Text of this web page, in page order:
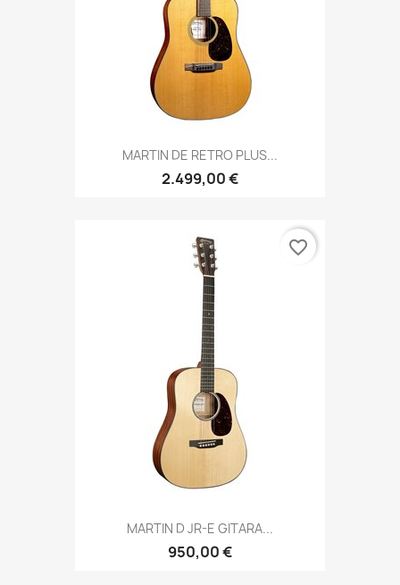
MARTIN DE RETRO PLUS...
2.499,00 €
MARTIN D JR-E GITARA...
950,00 €
favorite_border